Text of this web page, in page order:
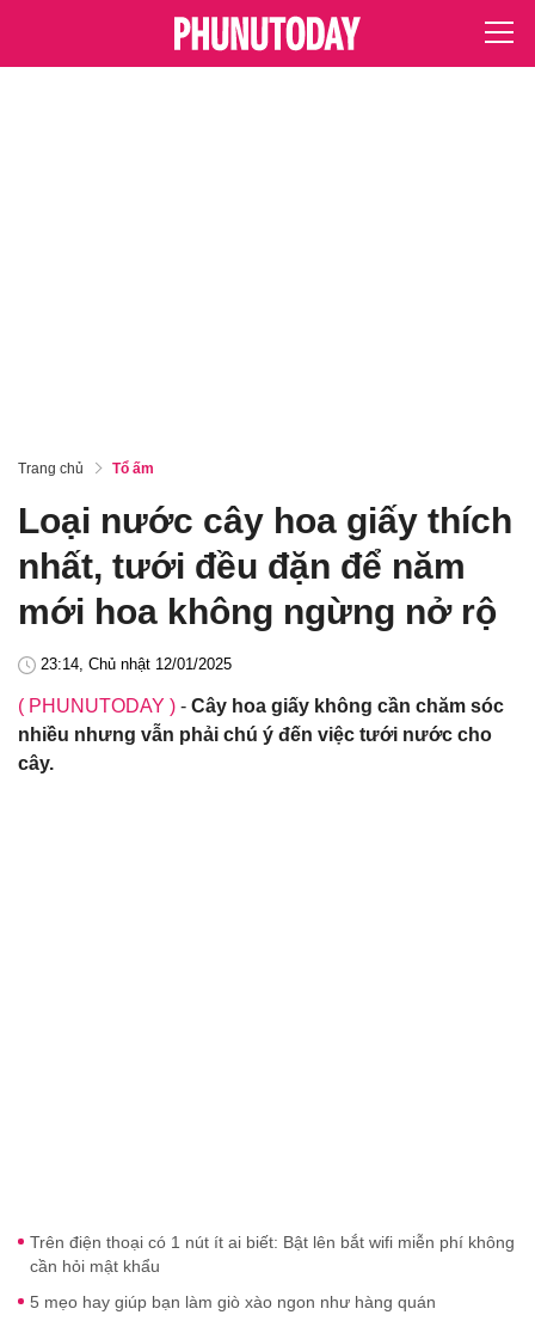
Trang chủ Tổ ấm
Loại nước cây hoa giấy thích
nhất, tưới đều đặn để năm
mới hoa không ngừng nở rộ
23:14, Chủ nhật 12/01/2025
( PHUNUTODAY ) - Cây hoa giấy không cần chăm sóc
nhiều nhưng vẫn phải chú ý đến việc tưới nước cho
cây.
Trên điện thoại có 1 nút ít ai biết: Bật lên bắt wifi miễn phí không
cần hỏi mật khẩu
5 mẹo hay giúp bạn làm giò xào ngon như hàng quán